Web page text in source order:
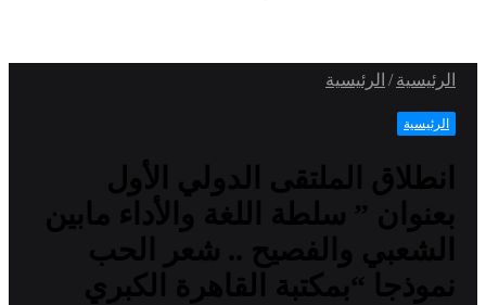
الرئيسية / الرئيسية
الرئيسية
انطلاق الملتقى الدولي الأول
بعنوان ” سلطة اللغة والأداء مابين
الشعبي والفصيح .. شعر الحب
نموذجا “بمكتبة القاهرة الكبري